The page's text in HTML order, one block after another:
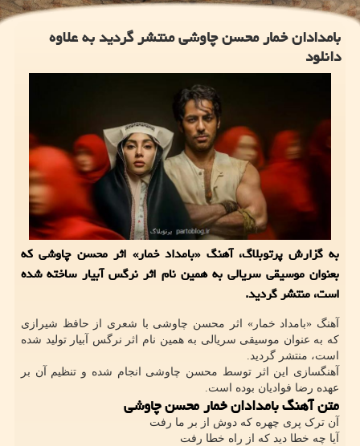
بامدادان خمار محسن چاوشی منتشر گردید به علاوه
دانلود
به گزارش پرتوبلاگ، آهنگ «بامداد خمار» اثر محسن چاوشی که
بعنوان موسیقی سریالی به همین نام اثر نرگس آبیار ساخته شده
است، منتشر گردید.
آهنگ «بامداد خمار» اثر محسن چاوشی با شعری از حافظ شیرازی
که به عنوان موسیقی سریالی به همین نام اثر نرگس آبیار تولید شده
است، منتشر گردید.
آهنگسازی این اثر توسط محسن چاوشی انجام شده و تنظیم آن بر
عهده رضا فوادیان بوده است.
متن آهنگ بامدادان خمار محسن چاوشی
آن ترک پری چهره که دوش از بر ما رفت
آیا چه خطا دید که از راه خطا رفت